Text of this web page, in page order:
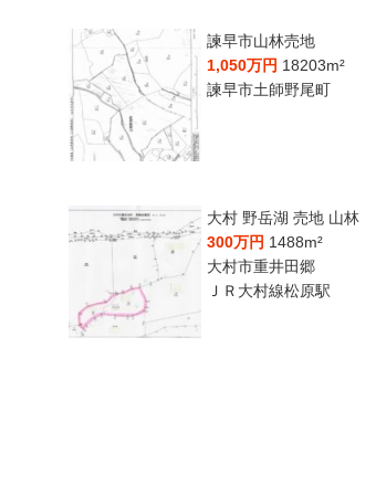
諫早市山林売地
1,050万円 18203m²
諫早市土師野尾町
大村 野岳湖 売地 山林
300万円 1488m²
大村市重井田郷
ＪＲ大村線松原駅